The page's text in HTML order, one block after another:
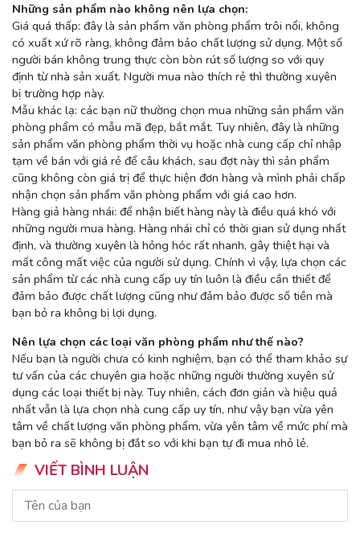
Những sản phẩm nào không nên lựa chọn:
Giá quá thấp: đây là sản phẩm văn phòng phẩm trôi nổi, không
có xuất xứ rõ ràng, không đảm bảo chất lượng sử dụng. Một số
người bán không trung thực còn bòn rút số lượng so với quy
định từ nhà sản xuất. Người mua nào thích rẻ thì thường xuyên
bị trường hợp này.
Mẫu khác lạ: các bạn nữ thường chọn mua những sản phẩm văn
phòng phẩm có mẫu mã đẹp, bắt mắt. Tuy nhiên, đây là những
sản phẩm văn phòng phẩm thời vụ hoặc nhà cung cấp chỉ nhập
tạm về bán với giá rẻ để câu khách, sau đợt này thì sản phẩm
cũng không còn giá trị để thực hiện đơn hàng và mình phải chấp
nhận chọn sản phẩm văn phòng phẩm với giá cao hơn.
Hàng giả hàng nhái: để nhận biết hàng này là điều quá khó với
những người mua hàng. Hàng nhái chỉ có thời gian sử dụng nhất
định, và thường xuyên là hỏng hóc rất nhanh, gây thiệt hại và
mất công mất việc của người sử dụng. Chính vì vậy, lựa chọn các
sản phẩm từ các nhà cung cấp uy tín luôn là điều cần thiết để
đảm bảo được chất lượng cũng như đảm bảo được số tiền mà
bạn bỏ ra không bị lợi dụng.
Nên lựa chọn các loại văn phòng phẩm như thế nào?
Nếu bạn là người chưa có kinh nghiệm, bạn có thể tham khảo sự
tư vấn của các chuyên gia hoặc những người thường xuyên sử
dụng các loại thiết bị này. Tuy nhiên, cách đơn giản và hiệu quả
nhất vẫn là lựa chọn nhà cung cấp uy tín, như vậy bạn vừa yên
tâm về chất lượng văn phòng phẩm, vừa yên tâm về mức phí mà
bạn bỏ ra sẽ không bị đắt so với khi bạn tự đi mua nhỏ lẻ.
VIẾT BÌNH LUẬN